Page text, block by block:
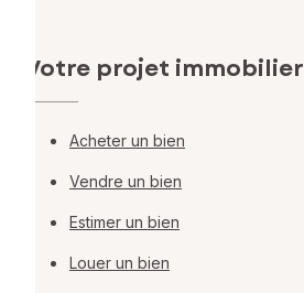
Votre projet immobilier
Acheter un bien
Vendre un bien
Estimer un bien
Louer un bien